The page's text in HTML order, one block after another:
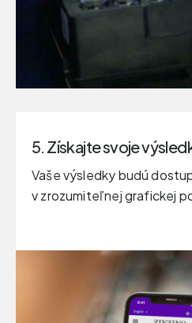
5. Získajte svoje
Vaše výsledky budú
v zrozumiteľnej grafickej